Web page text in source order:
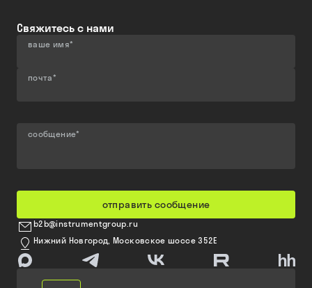
Свяжитесь с нами
ваше имя*
почта*
сообщение*
отправить сообщение
b2b@instrumentgroup.ru
Нижний Новгород, Московское шоссе 352Е